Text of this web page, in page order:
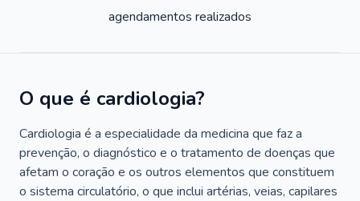
agendamentos realizados
O que é cardiologia?
Cardiologia é a especialidade da medicina que faz a
prevenção, o diagnóstico e o tratamento de doenças que
afetam o coração e os outros elementos que constituem
o sistema circulatório, o que inclui artérias, veias, capilares